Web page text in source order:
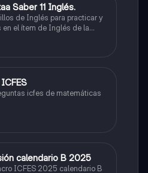
Saber 11 Inglés.
de Inglés para practicar y
el ítem de Inglés de la
icfes de matemáticas
calendario B 2025
ICFES 2025 calendario B